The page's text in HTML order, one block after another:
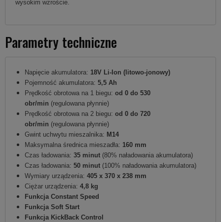
wysokim wzroście.
Parametry techniczne
Napięcie akumulatora: 18V Li-Ion (litowo-jonowy)
Pojemność akumulatora: 5,5 Ah
Prędkość obrotowa na 1 biegu: od 0 do 530
obr/min (regulowana płynnie)
Prędkość obrotowa na 2 biegu: od 0 do 720
obr/min (regulowana płynnie)
Gwint uchwytu mieszalnika: M14
Maksymalna średnica mieszadła: 160 mm
Czas ładowania: 35 minut (80% naładowania akumulatora)
Czas ładowania: 50 minut (100% naładowania akumulatora)
Wymiary urządzenia: 405 x 370 x 238 mm
Ciężar urządzenia: 4,8 kg
Funkcja Constant Speed
Funkcja Soft Start
Funkcja KickBack Control